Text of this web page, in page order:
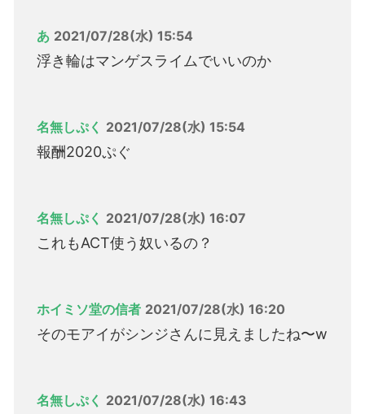
あ 2021/07/28(水) 15:54
浮き輪はマンゲスライムでいいのか
名無しぷく 2021/07/28(水) 15:54
報酬2020ぷぐ
名無しぷく 2021/07/28(水) 16:07
これもACT使う奴いるの？
ホイミソ堂の信者 2021/07/28(水) 16:20
そのモアイがシンジさんに見えましたね〜w
名無しぷく 2021/07/28(水) 16:43